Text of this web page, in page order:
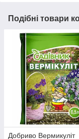
Подібні товари
Добриво Вермикуліт